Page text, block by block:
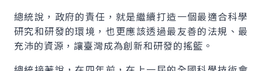
總統說，政府的責任，就是繼續打造一個最適合科學
研究和研發的環境，也更應該透過最友善的法規、最
充沛的資源，讓臺灣成為創新和研發的搖籃。